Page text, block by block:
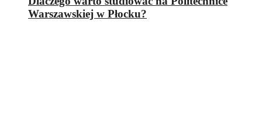
Warszawskiej w Płocku?